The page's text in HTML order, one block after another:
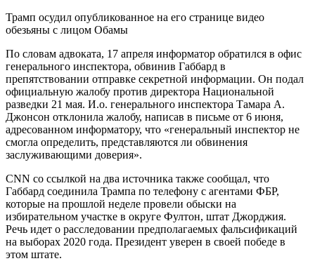
Трамп осудил опубликованное на его странице видео
обезьяны с лицом Обамы
По словам адвоката, 17 апреля информатор обратился в офис
генерального инспектора, обвинив Габбард в
препятствовании отправке секретной информации. Он подал
официальную жалобу против директора Национальной
разведки 21 мая. И.о. генерального инспектора Тамара А.
Джонсон отклонила жалобу, написав в письме от 6 июня,
адресованном информатору, что «генеральный инспектор не
смогла определить, представляются ли обвинения
заслуживающими доверия».
CNN со ссылкой на два источника также сообщал, что
Габбард соединила Трампа по телефону с агентами ФБР,
которые на прошлой неделе провели обыски на
избирательном участке в округе Фултон, штат Джорджия.
Речь идет о расследовании предполагаемых фальсификаций
на выборах 2020 года. Президент уверен в своей победе в
этом штате.